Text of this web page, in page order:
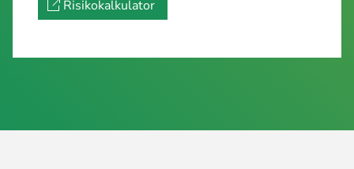
Risikokalkulator